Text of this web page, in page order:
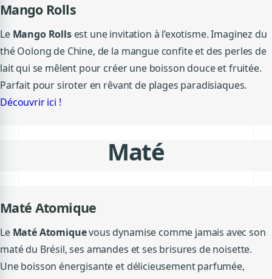
Mango Rolls
Le Mango Rollsest une invitation à l’exotisme. Imaginez du
thé Oolong de Chine, de la mangue confite et des perles de
lait qui se mêlent pour créer une boisson douce et fruitée.
Parfait pour siroter en rêvant de plages paradisiaques.
Découvrir ici !
Maté
Maté Atomique
Le Maté Atomiquevous dynamise comme jamais avec son
maté du Brésil, ses amandes et ses brisures de noisette.
Une boisson énergisante et délicieusement parfumée,